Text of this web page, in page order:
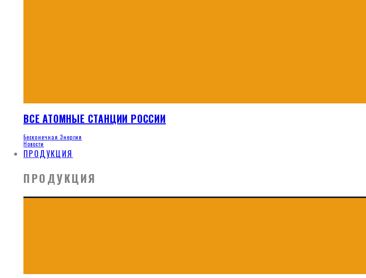
ВСЕ АТОМНЫЕ СТАНЦИИ РОССИИ
Бесконечная Энергия
Новости
ПРОДУКЦИЯ
ПРОДУКЦИЯ